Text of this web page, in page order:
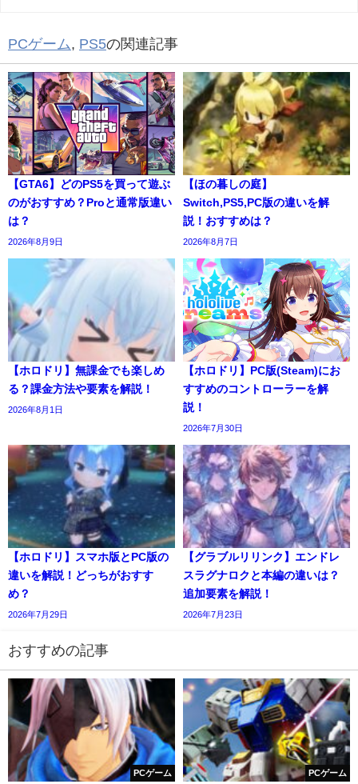
PCゲーム, PS5の関連記事
【GTA6】どのPS5を買って遊ぶ
のがおすすめ？Proと通常版違い
は？
2026年8月9日
【ほの暮しの庭】
Switch,PS5,PC版の違いを解
説！おすすめは？
2026年8月7日
【ホロドリ】無課金でも楽しめ
る？課金方法や要素を解説！
2026年8月1日
【ホロドリ】PC版(Steam)にお
すすめのコントローラーを解
説！
2026年7月30日
【ホロドリ】スマホ版とPC版の
違いを解説！どっちがおすす
め？
2026年7月29日
【グラブルリリンク】エンドレ
スラグナロクと本編の違いは？
追加要素を解説！
2026年7月23日
おすすめの記事
PCゲーム PCゲーム